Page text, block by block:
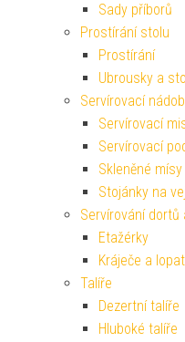
Sady příborů
Prostírání stolu
Prostírání
Ubrousky a
Servírovací
Servírovací
Servírovací
Skleněné mísy
Stojánky na
Servírování dortů
Etažérky
Kráječe a
Talíře
Dezertní talíře
Hluboké talíře